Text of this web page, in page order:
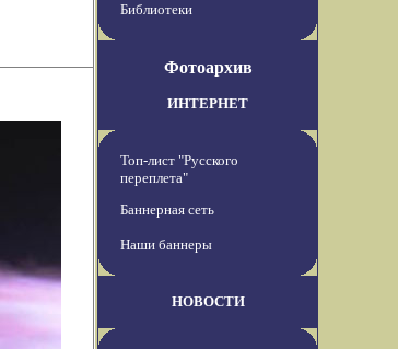
Библиотеки
Фотоархив
ИНТЕРНЕТ
Топ-лист "Русского
переплета"
Баннерная сеть
Наши баннеры
НОВОСТИ